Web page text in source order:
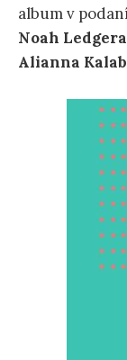
album v
Noah Ledgera
Alianna